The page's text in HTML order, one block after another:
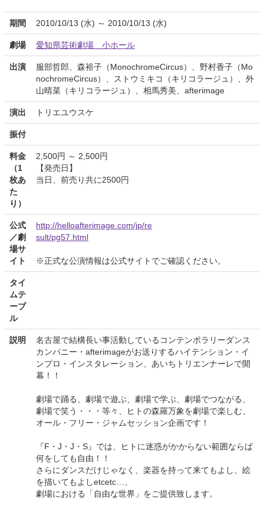
期間 2010/10/13 (水) ～ 2010/10/13 (水)
劇場 愛知県芸術劇場 小ホール
出演
服部哲郎、森裕子（MonochromeCircus）、野村香子（Mo
nochromeCircus）、ストウミキコ（キリコラージュ）、外
山晴菜（キリコラージュ）、相馬秀美、afterimage
演出 トリエユウスケ
振付
料金
（1
枚あ
た
り）
2,500円 ～ 2,500円
【発売日】
当日、前売り共に2500円
公式
／劇
場サ
イト
http://helloafterimage.com/jp/re
sult/pg57.html
※正式な公演情報は公式サイトでご確認ください。
タイ
ムテ
ーブ
ル
説明
名古屋で結構長い事活動しているコンテンポラリーダンス
カンパニー・afterimageがお送りするハイテンション・イ
ンプロ・インスタレーション、あいちトリエンナーレで開
幕！！
劇場で踊る、劇場で遊ぶ、劇場で学ぶ、劇場でつながる、
劇場で笑う・・・等々、ヒトの森羅万象を劇場で楽しむ、
オール・フリー・ジャムセッション企画です！
『F・J・J・S』では、ヒトに迷惑がかからない範囲ならば
何をしても自由！！
さらにダンスだけじゃなく、楽器を持って来てもよし、絵
を描いてもよしetcetc…、
劇場における「自由な世界」をご提供致します。